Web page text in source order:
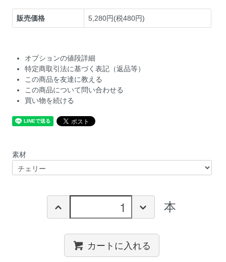
販売価格 5,280円(税480円)
オプションの値段詳細
特定商取引法に基づく表記（返品等）
この商品を友達に教える
この商品について問い合わせる
買い物を続ける
素材
本
カートに入れる